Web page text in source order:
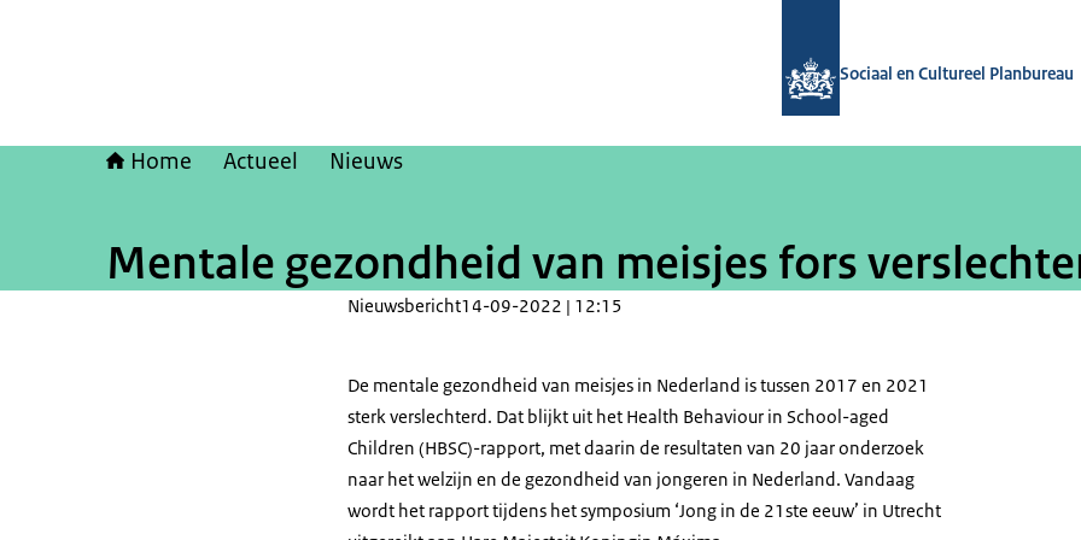
Sociaal en Cultureel Planbureau
Home Actueel Nieuws
Mentale gezondheid van meisjes fors
Nieuwsbericht14-09-2022 | 12:15
De mentale gezondheid van meisjes in Nederland is tussen 2017 en 2021
sterk verslechterd. Dat blijkt uit het Health Behaviour in School-aged
Children (HBSC)-rapport, met daarin de resultaten van 20 jaar onderzoek
naar het welzijn en de gezondheid van jongeren in Nederland. Vandaag
wordt het rapport tijdens het symposium ‘Jong in de 21ste eeuw’ in Utrecht